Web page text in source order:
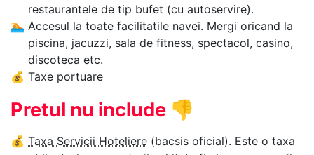
restaurantele de tip bufet (cu autoservire).
🏊‍ Accesul la toate facilitatile navei. Mergi oricand la
piscina, jacuzzi, sala de fitness, spectacol, casino,
discoteca etc.
💰 Taxe portuare
Pretul nu include 👎
💰 Taxa Servicii Hoteliere (bacsis oficial). Este o taxa